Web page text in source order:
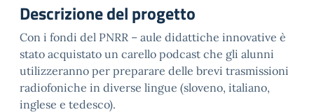
Descrizione del progetto
Con i fondi del PNRR – aule didattiche innovative è
stato acquistato un carello podcast che gli alunni
utilizzeranno per preparare delle brevi trasmissioni
radiofoniche in diverse lingue (sloveno, italiano,
inglese e tedesco).